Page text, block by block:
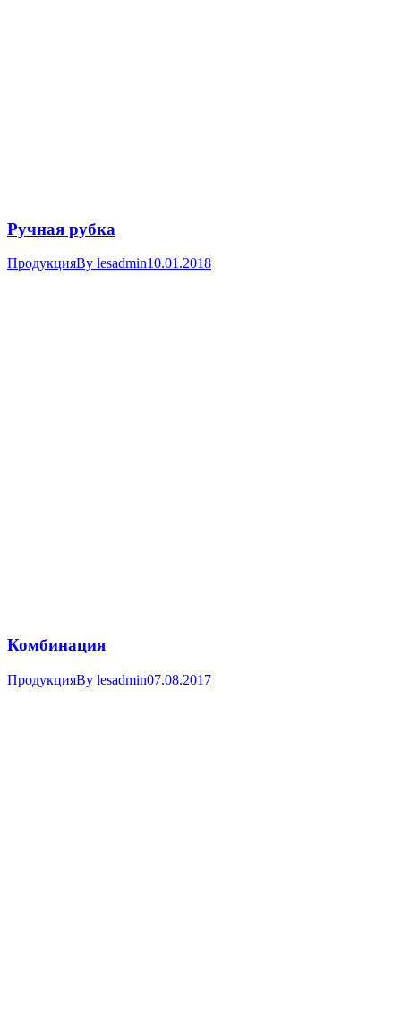
Ручная рубка
ПродукцияBy lesadmin10.01.2018
Комбинация
ПродукцияBy lesadmin07.08.2017